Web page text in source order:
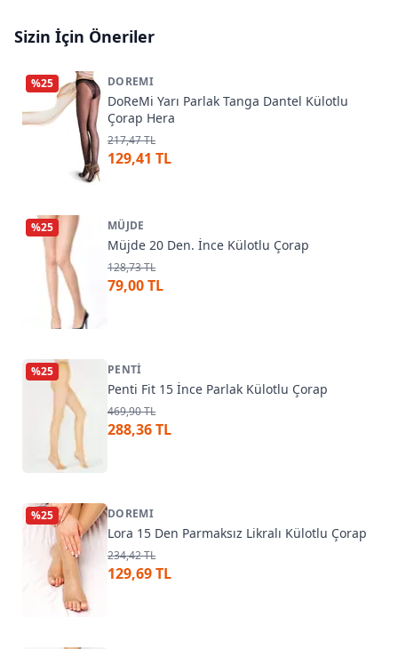
Sizin İçin Öneriler
%25 DOREMI
DoReMi Yarı Parlak Tanga Dantel Külotlu
Çorap Hera
217,47 TL
129,41 TL
%25 MÜJDE
Müjde 20 Den. İnce Külotlu Çorap
128,73 TL
79,00 TL
%25 PENTI
Penti Fit 15 İnce Parlak Külotlu Çorap
469,90 TL
288,36 TL
%25 DOREMI
Lora 15 Den Parmaksız Likralı Külotlu Çorap
234,42 TL
129,69 TL